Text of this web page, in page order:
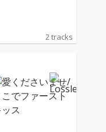
2 tracks